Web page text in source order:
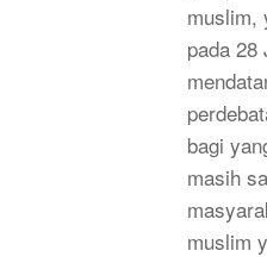
muslim,
pada 28
bagi
masih
muslim